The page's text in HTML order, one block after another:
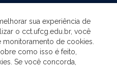
sua experiência de
o cct.ufcg.edu.br, você
de cookies.
como isso é feito,
Se você concorda,